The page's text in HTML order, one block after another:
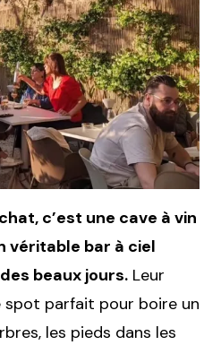
c’est une cave à vin
véritable bar à ciel
beaux jours. Leur
spot parfait pour boire un
les pieds dans les